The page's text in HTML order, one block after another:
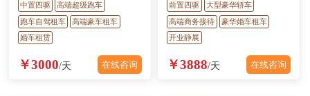
中置四驱
高端超级跑车
跑车自驾租车
高端豪车租车
婚车租赁
￥3000/天 在线咨询
前置四驱
大型豪华轿车
高端商务接待
豪华婚车租车
开业静展
￥3888/天 在线咨询